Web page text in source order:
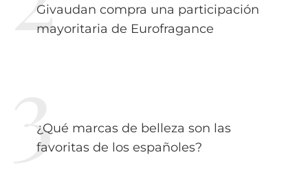
Givaudan compra una participación
mayoritaria de Eurofragance
¿Qué marcas de belleza son las
favoritas de los españoles?